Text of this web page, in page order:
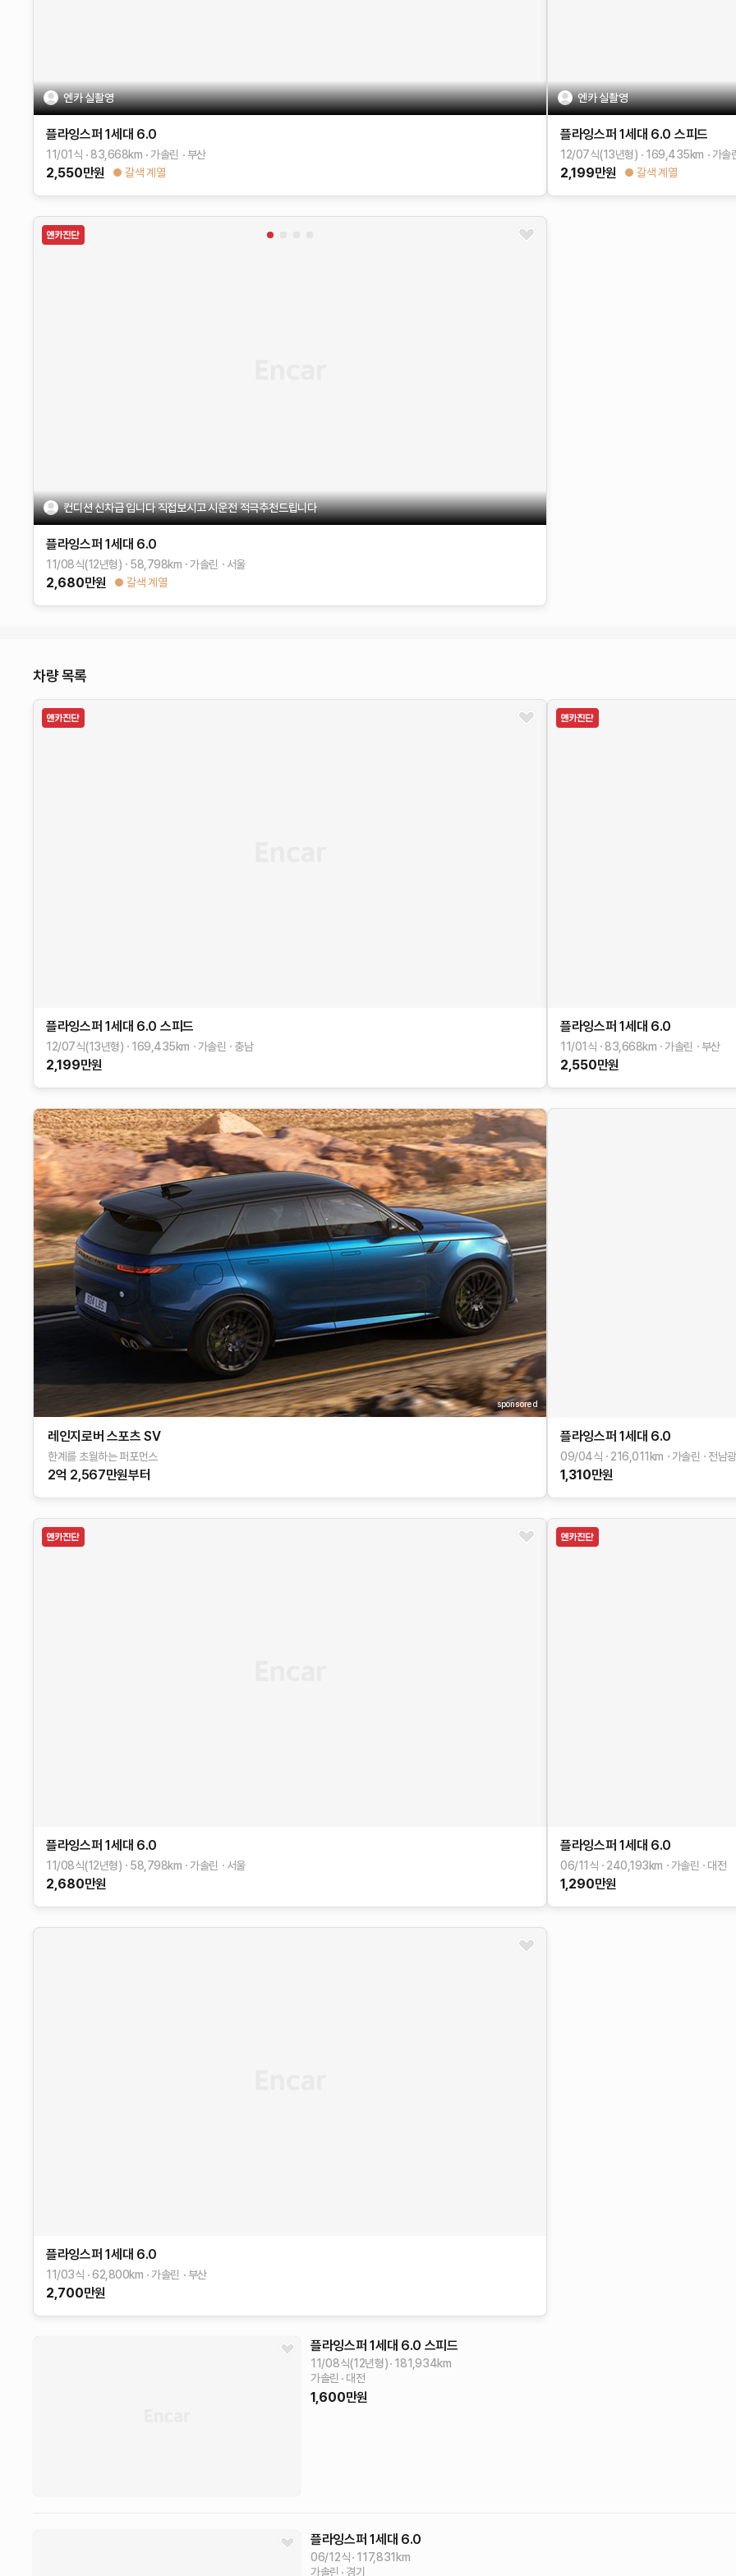
엔카 실촬영
플라잉스퍼 1세대 6.0
11/01식 83,668km 가솔린 부산
2,550만원 갈색 계열
엔카 실촬영
플라잉스퍼 1세대 6.0 스피드
12/07식(13년형) 169,435km 가솔
2,199만원 갈색 계열
컨디션 신차급 입니다 직접보시고 시운전 적극추천드립니다
플라잉스퍼 1세대 6.0
11/08식(12년형) 58,798km 가솔린 서울
2,680만원 갈색 계열
차량 목록
플라잉스퍼 1세대 6.0 스피드
12/07식(13년형) 169,435km 가솔린 충남
2,199만원
플라잉스퍼 1세대 6.0
11/01식 83,668km 가솔린 부산
2,550만원
sponsored
레인지로버 스포츠 SV
한계를 초월하는 퍼포먼스
2억 2,567만원부터
플라잉스퍼 1세대 6.0
09/04식 216,011km 가솔린 전남
1,310만원
플라잉스퍼 1세대 6.0
11/08식(12년형) 58,798km 가솔린 서울
2,680만원
플라잉스퍼 1세대 6.0
06/11식 240,193km 가솔린 대전
1,290만원
플라잉스퍼 1세대 6.0
11/03식 62,800km 가솔린 부산
2,700만원
플라잉스퍼 1세대 6.0 스피드
11/08식(12년형) 181,934km
가솔린
대전
1,600만원
플라잉스퍼 1세대 6.0
06/12식 117,831 km
가솔린
경기